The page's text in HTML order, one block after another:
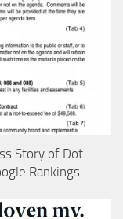
Story of Dot
Rankings